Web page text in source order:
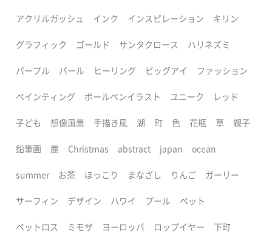
アクリルガッシュ インク インスピレーション キリン
グラフィック ゴールド サンタクロース ハリネズミ
パープル パール ヒーリング ビッグアイ ファッション
ペインティング ボールペンイラスト ユニーク レッド
子ども 想像風景 手描き風 湖 町 色 花瓶 草 親子
鉛筆画 鹿 Christmas abstract japan ocean
summer お茶 ほっこり まなざし りんご ガーリー
サーフィン デザイン ハワイ プール ペット
ペットロス ミモザ ヨーロッパ ロップイヤー 下町